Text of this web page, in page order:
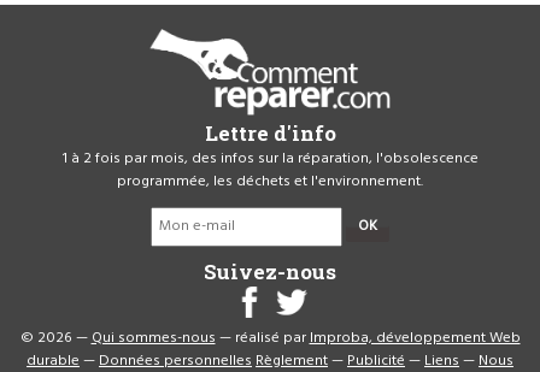
Lettre d'info
1 à 2 fois par mois, des infos sur la réparation, l'obsolescence
programmée, les déchets et l'environnement.
OK
Suivez-nous
© 2026 —Qui sommes-nous— réalisé parImproba, développement Web
durable—Données personnellesRèglement—Publicité—Liens—Nous